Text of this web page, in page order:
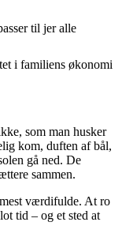
til jer alle
i familiens økonomi
som man husker
kom, duften af bål,
gå ned. De
sammen.
værdifulde. At ro
tid – og et sted at